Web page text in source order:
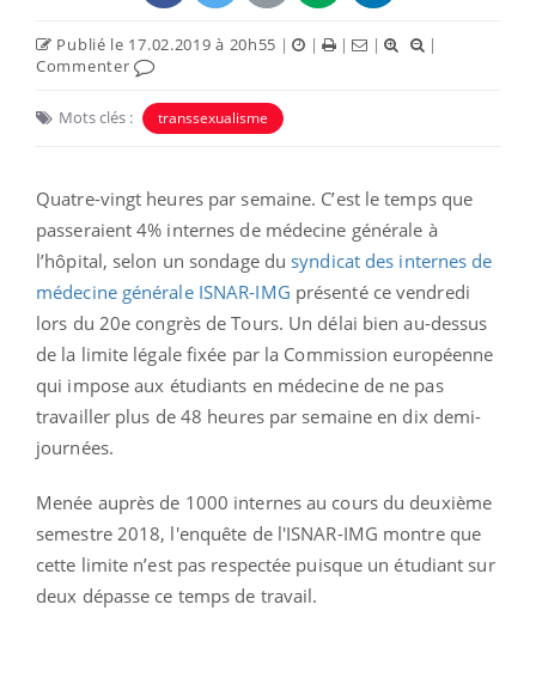
Publié le 17.02.2019 à 20h55 | | | |
|
Commenter
Mots clés : transsexualisme
Quatre-vingt heures par semaine. C’est le temps que
passeraient 4% internes de médecine générale à
l’hôpital, selon un sondage dusyndicat des internes de
médecine générale ISNAR-IMG présenté ce vendredi
lors du 20e congrès de Tours. Un délai bien au-dessus
de la limite légale fixée par la Commission européenne
qui impose aux étudiants en médecine de ne pas
travailler plus de 48 heures par semaine en dix demi-
journées.
Menée auprès de 1000 internes au cours du deuxième
semestre 2018, l'enquête de l'ISNAR-IMG montre que
cette limite n’est pas respectée puisque un étudiant sur
deux dépasse ce temps de travail.